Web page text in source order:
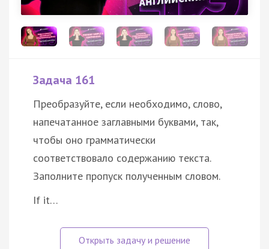
Задача 161
Преобразуйте, если необходимо, слово,
напечатанное заглавными буквами, так,
чтобы оно грамматически
соответствовало содержанию текста.
Заполните пропуск полученным словом.
If it…